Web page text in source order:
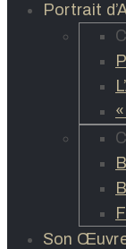
Portrait
Son